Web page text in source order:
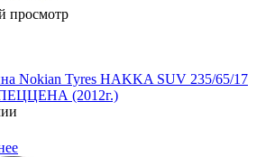
просмотр
Nokian Tyres HAKKA SUV 235/65/17
(2012г.)